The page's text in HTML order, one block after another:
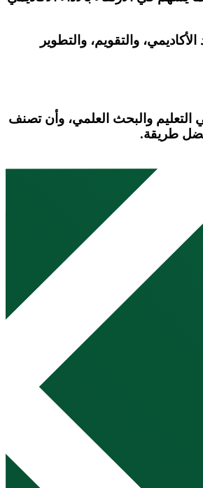
والتقويم، والتطوير
التعليم والبحث العلمي، وأن تصنف
طريقة.